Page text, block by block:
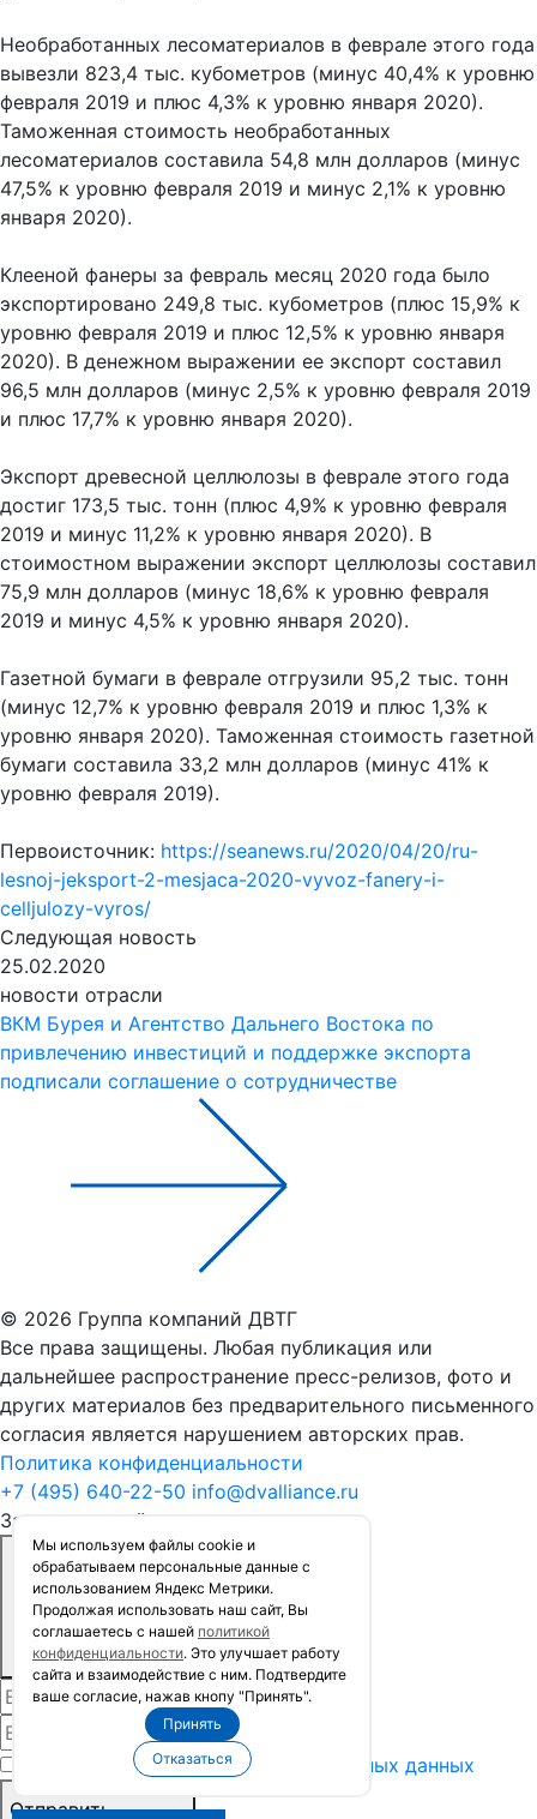
Мы используем файлы сookie и
обрабатываем персональные данные с
использованием Яндекс Метрики.
Продолжая использовать наш сайт, Вы
соглашаетесь с нашей политикой
конфиденциальности. Это улучшает работу
сайта и взаимодействие с ним. Подтвердите
ваше согласие, нажав кнопу "Принять".
Принять
Отказаться
Необработанных лесоматериалов в феврале этого года
вывезли 823,4 тыс. кубометров (минус 40,4% к уровню
февраля 2019 и плюс 4,3% к уровню января 2020).
Таможенная стоимость необработанных
лесоматериалов составила 54,8 млн долларов (минус
47,5% к уровню февраля 2019 и минус 2,1% к уровню
января 2020).
Клееной фанеры за февраль месяц 2020 года было
экспортировано 249,8 тыс. кубометров (плюс 15,9% к
уровню февраля 2019 и плюс 12,5% к уровню января
2020). В денежном выражении ее экспорт составил
96,5 млн долларов (минус 2,5% к уровню февраля 2019
и плюс 17,7% к уровню января 2020).
Экспорт древесной целлюлозы в феврале этого года
достиг 173,5 тыс. тонн (плюс 4,9% к уровню февраля
2019 и минус 11,2% к уровню января 2020). В
стоимостном выражении экспорт целлюлозы составил
75,9 млн долларов (минус 18,6% к уровню февраля
2019 и минус 4,5% к уровню января 2020).
Газетной бумаги в феврале отгрузили 95,2 тыс. тонн
(минус 12,7% к уровню февраля 2019 и плюс 1,3% к
уровню января 2020). Таможенная стоимость газетной
бумаги составила 33,2 млн долларов (минус 41% к
уровню февраля 2019).
Первоисточник: https://seanews.ru/2020/04/20/ru-
lesnoj-jeksport-2-mesjaca-2020-vyvoz-fanery-i-
celljulozy-vyros/
Следующая новость
25.02.2020
новости отрасли
ВКМ Бурея и Агентство Дальнего Востока по
привлечению инвестиций и поддержке экспорта
подписали соглашение о сотрудничестве
© 2026 Группа компаний ДВТГ
Все права защищены. Любая публикация или
дальнейшее распространение пресс-релизов, фото и
других материалов без предварительного письменного
согласия является нарушением авторских прав.
Политика конфиденциальности
+7 (495) 640-22-50 info@dvalliance.ru
Заказать расчёт стоимости
Я согласен наобработку персональных данных
Отправить